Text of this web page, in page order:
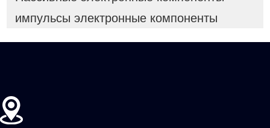
импульсы электронные компоненты